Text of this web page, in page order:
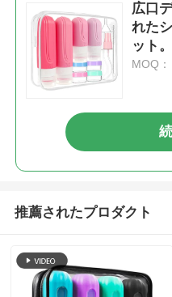
広口
れた
ット
承認
MOQ
推薦されたプロダクト